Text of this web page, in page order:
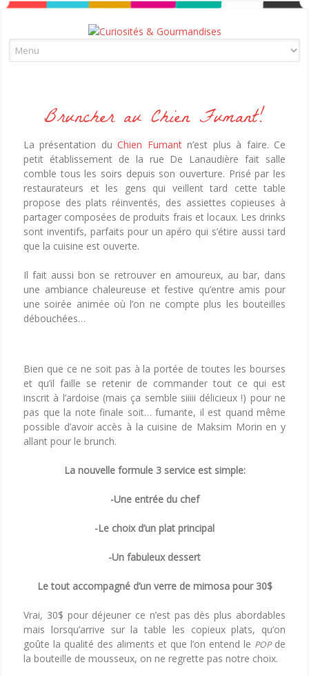
Bruncher au Chien Fumant!
La présentation duChien Fumantn’est plus à faire. Ce
petit établissement de la rue De Lanaudière fait salle
comble tous les soirs depuis son ouverture. Prisé par les
restaurateurs et les gens qui veillent tard cette table
propose des plats réinventés, des assiettes copieuses à
partager composées de produits frais et locaux. Les drinks
sont inventifs, parfaits pour un apéro qui s’étire aussi tard
que la cuisine est ouverte.
Il fait aussi bon se retrouver en amoureux, au bar, dans
une ambiance chaleureuse et festive qu’entre amis pour
une soirée animée où l’on ne compte plus les bouteilles
débouchées…
Bien que ce ne soit pas à la portée de toutes les bourses
et qu’il faille se retenir de commander tout ce qui est
inscrit à l’ardoise (mais ça semble siiiii délicieux !) pour ne
pas que la note finale soit… fumante, il est quand même
possible d’avoir accès à la cuisine de Maksim Morin en y
allant pour le brunch.
La nouvelle formule 3 service est simple:
-Une entrée du chef
-Le choix d’un plat principal
-Un fabuleux dessert
Le tout accompagné d’un verre de mimosa pour 30$
Vrai, 30$ pour déjeuner ce n’est pas dès plus abordables
mais lorsqu’arrive sur la table les copieux plats, qu’on
goûte la qualité des aliments et que l’on entend le POPde
la bouteille de mousseux, on ne regrette pas notre choix.